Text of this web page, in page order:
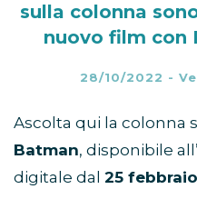
sulla colonna
nuovo film con
28/10/2022 -
Ascolta qui la colonna
Batman, disponibile
digitale dal 25